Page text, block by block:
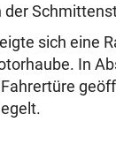
der
sich eine
In